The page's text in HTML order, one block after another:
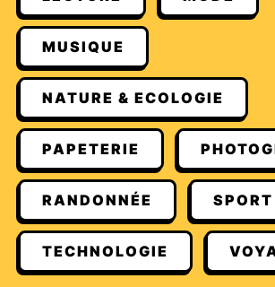
MUSIQUE
NATURE & ECOLOGIE
PAPETERIE
RANDONNÉE SPORT
TECHNOLOGIE